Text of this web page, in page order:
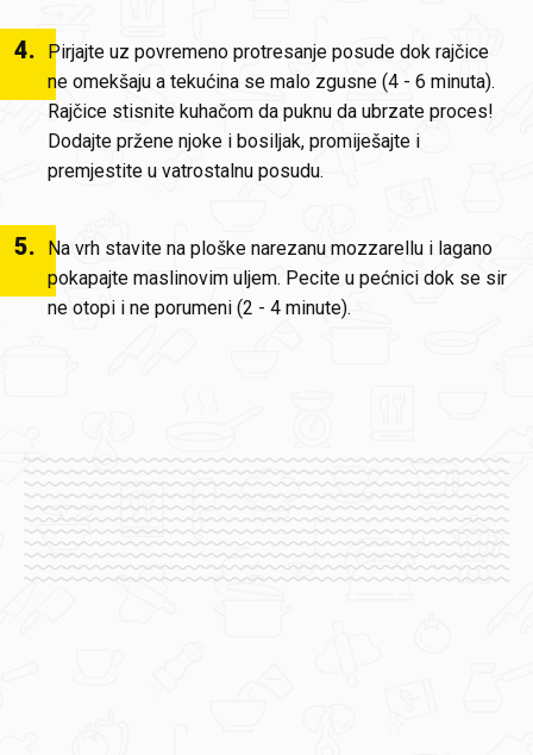
4.
Pirjajte uz povremeno protresanje posude dok rajčice
ne omekšaju a tekućina se malo zgusne (4 - 6 minuta).
Rajčice stisnite kuhačom da puknu da ubrzate proces!
Dodajte pržene njoke i bosiljak, promiješajte i
premjestite u vatrostalnu posudu.
5.
Na vrh stavite na ploške narezanu mozzarellu i lagano
pokapajte maslinovim uljem. Pecite u pećnici dok se sir
ne otopi i ne porumeni (2 - 4 minute).